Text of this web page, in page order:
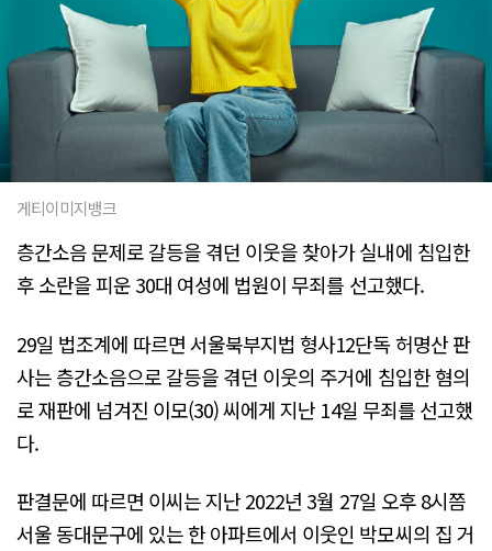
게티이미지뱅크
층간소음 문제로 갈등을 겪던 이웃을 찾아가 실내에 침입한
후 소란을 피운 30대 여성에 법원이 무죄를 선고했다.
29일 법조계에 따르면 서울북부지법 형사12단독 허명산 판
사는 층간소음으로 갈등을 겪던 이웃의 주거에 침입한 혐의
로 재판에 넘겨진 이모(30) 씨에게 지난 14일 무죄를 선고했
다.
판결문에 따르면 이씨는 지난 2022년 3월 27일 오후 8시쯤
서울 동대문구에 있는 한 아파트에서 이웃인 박모씨의 집 거